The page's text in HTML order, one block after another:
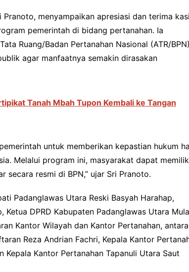
menyampaikan apresiasi dan terima
pemerintah di bidang pertanahan. Ia
Ruang/Badan Pertanahan Nasional (ATR/BPN)
agar manfaatnya semakin dirasakan
Tanah Mbah Tupon Kembali ke Tangan
untuk memberikan kepastian hukum
Melalui program ini, masyarakat dapat
resmi di BPN,” ujar Sri Pranoto.
Padanglawas Utara Reski Basyah Harahap,
Ketua DPRD Kabupaten Padanglawas Utara Mula
Kantor Wilayah dan Kantor Pertanahan, antara
Reza Andrian Fachri, Kepala Kantor
Kantor Pertanahan Tapanuli Utara Saut